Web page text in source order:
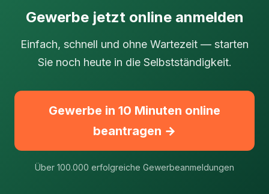
Gewerbe jetzt online anmelden
Einfach, schnell und ohne Wartezeit — starten
Sie noch heute in die Selbstständigkeit.
Gewerbe in 10 Minuten online
beantragen →
Über 100.000 erfolgreiche Gewerbeanmeldungen